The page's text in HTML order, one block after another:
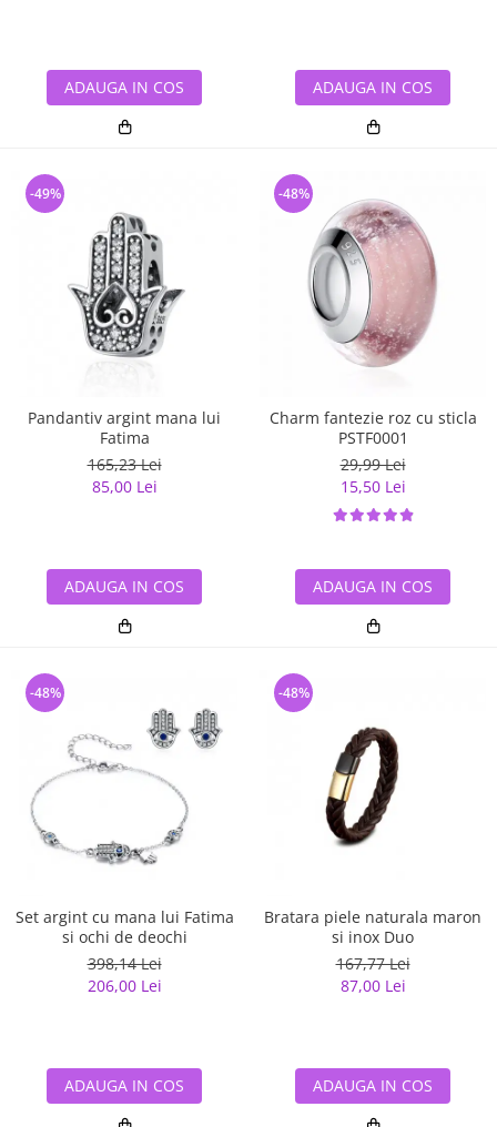
ADAUGA IN COS ADAUGA IN COS
Pandantiv argint mana lui
Fatima
165,23 Lei
85,00 Lei
-49%
ADAUGA IN COS
Charm fantezie roz cu sticla
PSTF0001
29,99 Lei
15,50 Lei
-48%
ADAUGA IN COS
Set argint cu mana lui Fatima
si ochi de deochi
398,14 Lei
206,00 Lei
-48%
ADAUGA IN COS
Bratara piele naturala maron
si inox Duo
167,77 Lei
87,00 Lei
-48%
ADAUGA IN COS